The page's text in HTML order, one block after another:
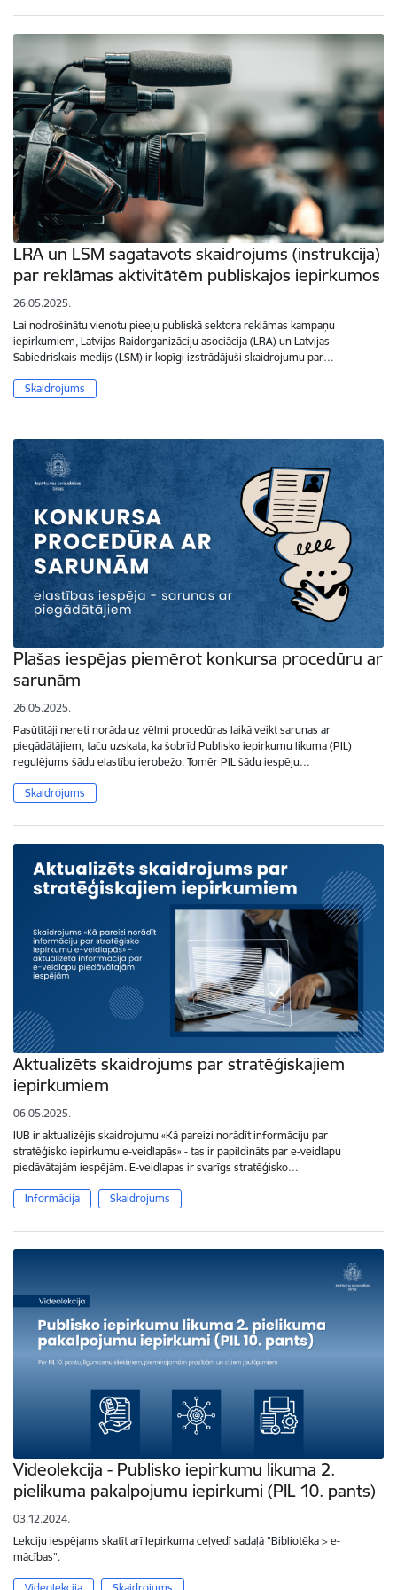
LRA un LSM sagatavots skaidrojums (instrukcija)
par reklāmas aktivitātēm publiskajos iepirkumos
26.05.2025.
Lai nodrošinātu vienotu pieeju publiskā sektora reklāmas kampaņu
iepirkumiem, Latvijas Raidorganizāciju asociācija (LRA) un Latvijas
Sabiedriskais medijs (LSM) ir kopīgi izstrādājuši skaidrojumu par…
Skaidrojums
Plašas iespējas piemērot konkursa procedūru ar
sarunām
26.05.2025.
Pasūtītāji nereti norāda uz vēlmi procedūras laikā veikt sarunas ar
piegādātājiem, taču uzskata, ka šobrīd Publisko iepirkumu likuma (PIL)
regulējums šādu elastību ierobežo. Tomēr PIL šādu iespēju…
Skaidrojums
Aktualizēts skaidrojums par stratēģiskajiem
iepirkumiem
06.05.2025.
IUB ir aktualizējis skaidrojumu «Kā pareizi norādīt informāciju par
stratēģisko iepirkumu e-veidlapās» - tas ir papildināts par e-veidlapu
piedāvātajām iespējām. E-veidlapas ir svarīgs stratēģisko…
Informācija Skaidrojums
Videolekcija - Publisko iepirkumu likuma 2.
pielikuma pakalpojumu iepirkumi (PIL 10. pants)
03.12.2024.
Lekciju iespējams skatīt arī Iepirkuma ceļvedī sadaļā ”Bibliotēka > e-
mācības”.